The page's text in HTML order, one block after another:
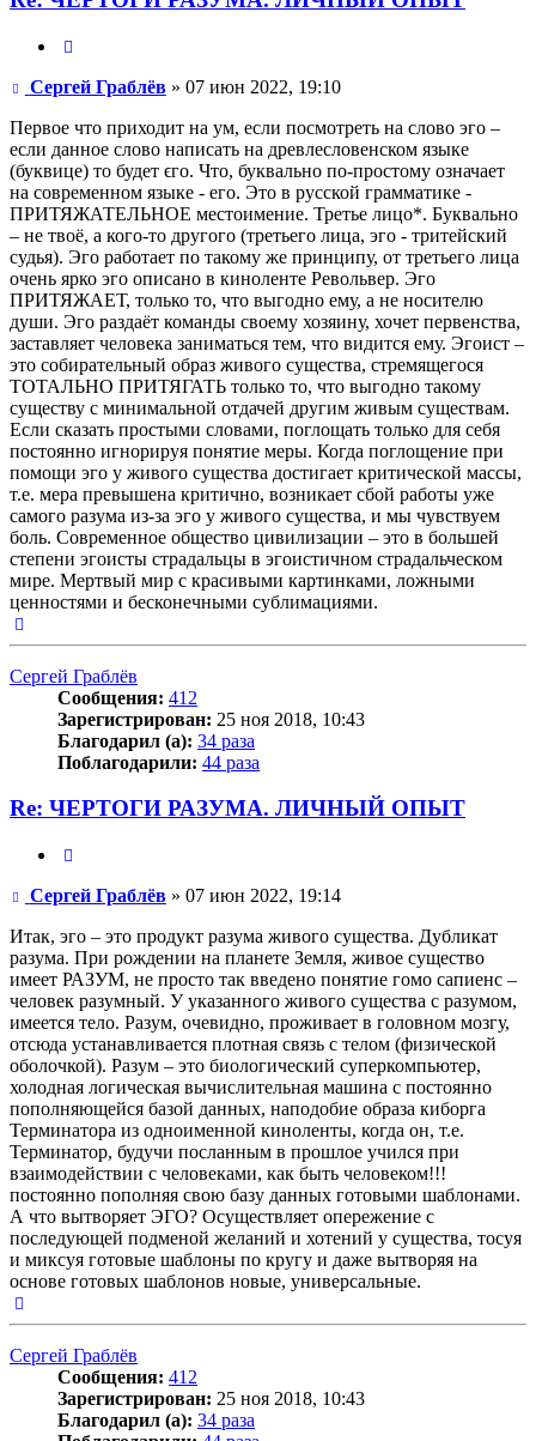
Сообщение
Сергей Граблёв» 07 июн 2022, 19:10
Первое что приходит на ум, если посмотреть на слово эго –
если данное слово написать на древлесловенском языке
(буквице) то будет ϵго. Что, буквально по-простому означает
на современном языке - его. Это в русской грамматике -
ПРИТЯЖАТЕЛЬНОЕ местоимение. Третье лицо*. Буквально
– не твоё, а кого-то другого (третьего лица, эго - тритейский
судья). Эго работает по такому же принципу, от третьего лица
очень ярко эго описано в киноленте Револьвер. Эго
ПРИТЯЖАЕТ, только то, что выгодно ему, а не носителю
души. Эго раздаёт команды своему хозяину, хочет первенства,
заставляет человека заниматься тем, что видится ему. Эгоист –
это собирательный образ живого существа, стремящегося
ТОТАЛЬНО ПРИТЯГАТЬ только то, что выгодно такому
существу с минимальной отдачей другим живым существам.
Если сказать простыми словами, поглощать только для себя
постоянно игнорируя понятие меры. Когда поглощение при
помощи эго у живого существа достигает критической массы,
т.е. мера превышена критично, возникает сбой работы уже
самого разума из-за эго у живого существа, и мы чувствуем
боль. Современное общество цивилизации – это в большей
степени эгоисты страдальцы в эгоистичном страдальческом
мире. Мертвый мир с красивыми картинками, ложными
ценностями и бесконечными сублимациями.
к
началу
Сергей Граблёв
Сообщения: 412
Зарегистрирован: 25 ноя 2018, 10:43
Благодарил (а): 34 раза
Поблагодарили: 44 раза
Re: ЧЕРТОГИ РАЗУМА. ЛИЧНЫЙ ОПЫТ
Сообщение
Сергей Граблёв» 07 июн 2022, 19:14
Итак, эго – это продукт разума живого существа. Дубликат
разума. При рождении на планете Земля, живое существо
имеет РАЗУМ, не просто так введено понятие гомо сапиенс –
человек разумный. У указанного живого существа с разумом,
имеется тело. Разум, очевидно, проживает в головном мозгу,
отсюда устанавливается плотная связь с телом (физической
оболочкой). Разум – это биологический суперкомпьютер,
холодная логическая вычислительная машина с постоянно
пополняющейся базой данных, наподобие образа киборга
Терминатора из одноименной киноленты, когда он, т.е.
Терминатор, будучи посланным в прошлое учился при
взаимодействии с человеками, как быть человеком!!!
постоянно пополняя свою базу данных готовыми шаблонами.
А что вытворяет ЭГО? Осуществляет опережение с
последующей подменой желаний и хотений у существа, тосуя
и миксуя готовые шаблоны по кругу и даже вытворяя на
основе готовых шаблонов новые, универсальные.
к
началу
Сергей Граблёв
Сообщения: 412
Зарегистрирован: 25 ноя 2018, 10:43
Благодарил (а): 34 раза